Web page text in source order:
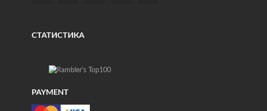
СТАТИСТИКА
PAYMENT